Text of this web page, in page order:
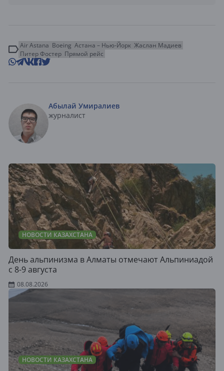
Air Astana Boeing Астана – Нью-Йорк Жаслан Мадиев
Питер Фостер Прямой рейс
Абылай Умиралиев
журналист
НОВОСТИ КАЗАХСТАНА
День альпинизма в Алматы отмечают Альпиниадой
с 8-9 августа
08.08.2026
НОВОСТИ КАЗАХСТАНА